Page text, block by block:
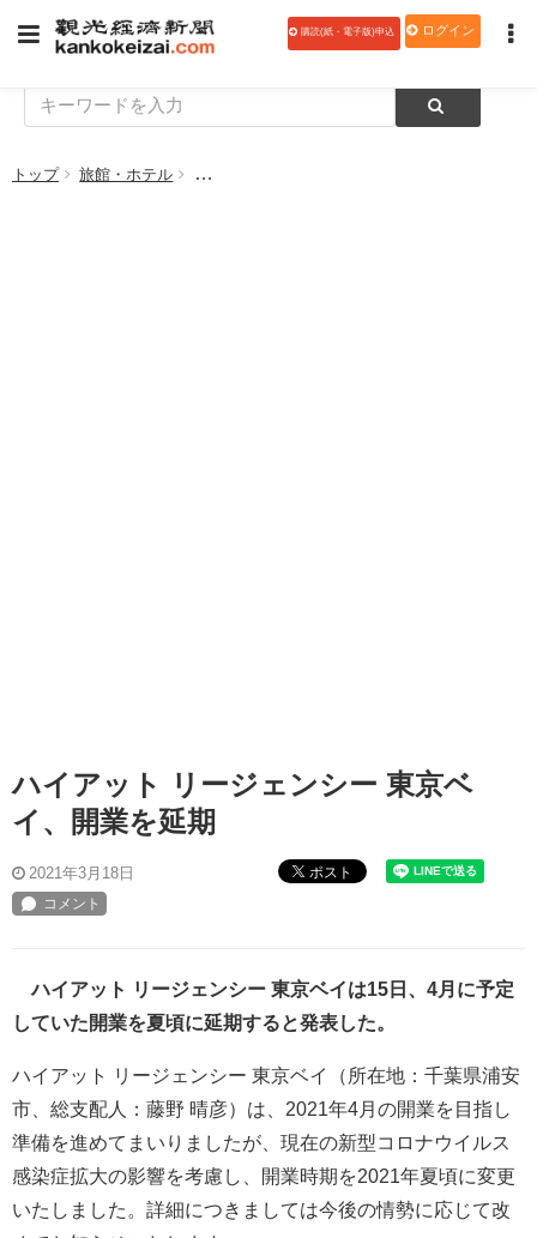
購読(紙・電子版)申込 ログイン
トップ 旅館・ホテル ハイアット リージェンシー 東京ベイ、開業を延
ハイアット リージェンシー 東京ベ
イ、開業を延期
2021年3月18日 ポスト
ハイアット リージェンシー 東京ベイは15日、4月に予定
していた開業を夏頃に延期すると発表した。
ハイアット リージェンシー 東京ベイ（所在地：千葉県浦安
市、総支配人：藤野 晴彦）は、2021年4月の開業を目指し
準備を進めてまいりましたが、現在の新型コロナウイルス
感染症拡大の影響を考慮し、開業時期を2021年夏頃に変更
いたしました。詳細につきましては今後の情勢に応じて改